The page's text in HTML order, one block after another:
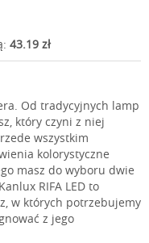
43.19 zł
Od tradycyjnych lamp
który czyni z niej
wszystkim
kolorystyczne
masz do wyboru dwie
RIFA LED to
w których potrzebujemy
z jego